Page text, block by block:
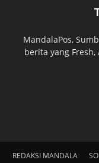
MandalaPos,
berita yang
REDAKSI MANDALA